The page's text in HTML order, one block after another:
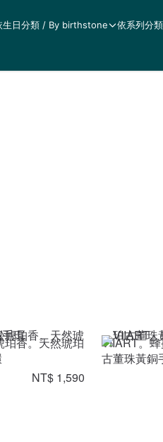
生日分類 / By birthstone 依系列分
珀香。天然琥珀
NT$ 1,590
VIIART。
古董珠黃銅